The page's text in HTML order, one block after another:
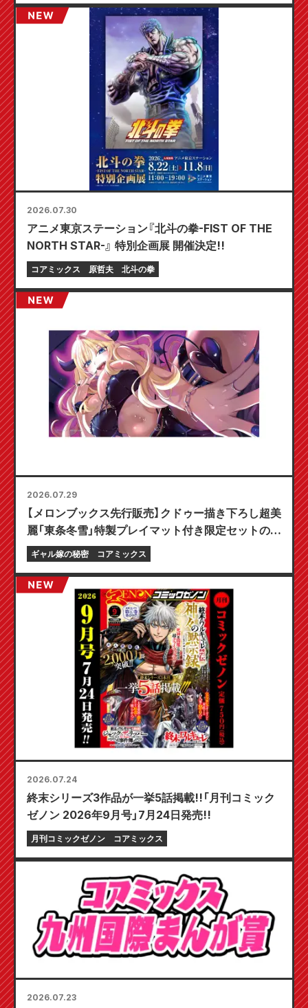
2026.07.30
アニメ東京ステーション『北斗の拳-FIST OF THE
NORTH STAR-』 特別企画展 開催決定!!
コアミックス 原哲夫 北斗の拳
2026.07.29
【メロンブックス先行販売】クドゥー描き下ろし超美
麗「東条冬雪」特製プレイマット付き限定セットの予
約受付開始！『ギャル嫁の秘密』最新第6巻が10月20
日発売予定！
ギャル嫁の秘密 コアミックス
2026.07.24
終末シリーズ3作品が一挙5話掲載!!「月刊コミック
ゼノン 2026年9月号」7月24日発売!!
月刊コミックゼノン コアミックス
2026.07.23